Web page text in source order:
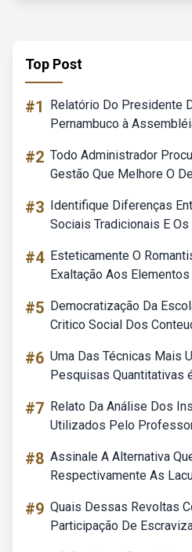
Top Post
#1
Relatório Do Presidente
Pernambuco à
#2 Todo Administrador
Gestão Que Melhore O
#3 Identifique Diferenças
Sociais Tradicionais E
#4 Esteticamente O
Exaltação Aos
#5 Democratização Da
Critico Social Dos
#6 Uma Das Técnicas Mais
Pesquisas Quantitativas
#7 Relato Da Análise Dos
Utilizados Pelo
#8 Assinale A Alternativa
Respectivamente As
#9 Quais Dessas Revoltas
Participação De